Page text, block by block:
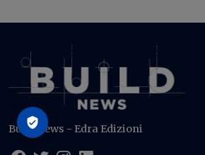
Build News - Edra Edizioni